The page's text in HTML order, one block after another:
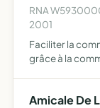
RNA
2001
Faciliter la
grâce à la
Amicale De